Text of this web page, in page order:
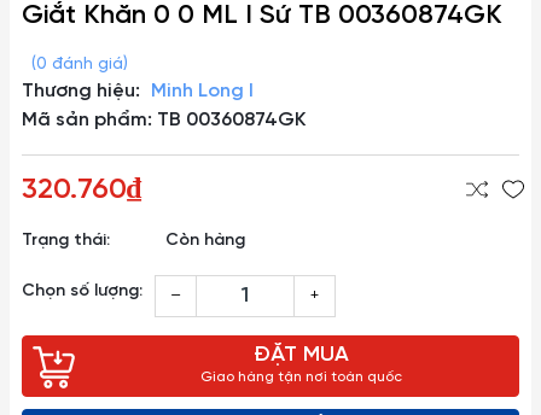
Giắt Khăn 0 0 ML I Sứ TB 00360874GK
(0 đánh giá)
Thương hiệu:
Minh Long I
Mã sản phẩm: TB 00360874GK
320.760₫
Trạng thái: Còn hàng
Chọn số lượng: – +
ĐẶT MUA
Giao hàng tận nơi toàn quốc